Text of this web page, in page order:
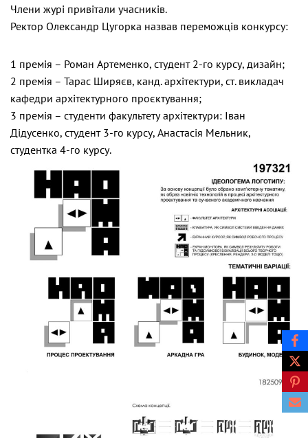
Члени журі привітали учасників.
Ректор Олександр Цугорка назвав переможців конкурсу:
1 премія – Роман Артеменко, студент 2-го курсу, дизайн;
2 премія – Тарас Ширяєв, канд. архітектури, ст. викладач
кафедри архітектурного проєктування;
3 премія – студенти факультету архітектури: Іван
Дідусенко, студент 3-го курсу, Анастасія Мельник,
студентка 4-го курсу.